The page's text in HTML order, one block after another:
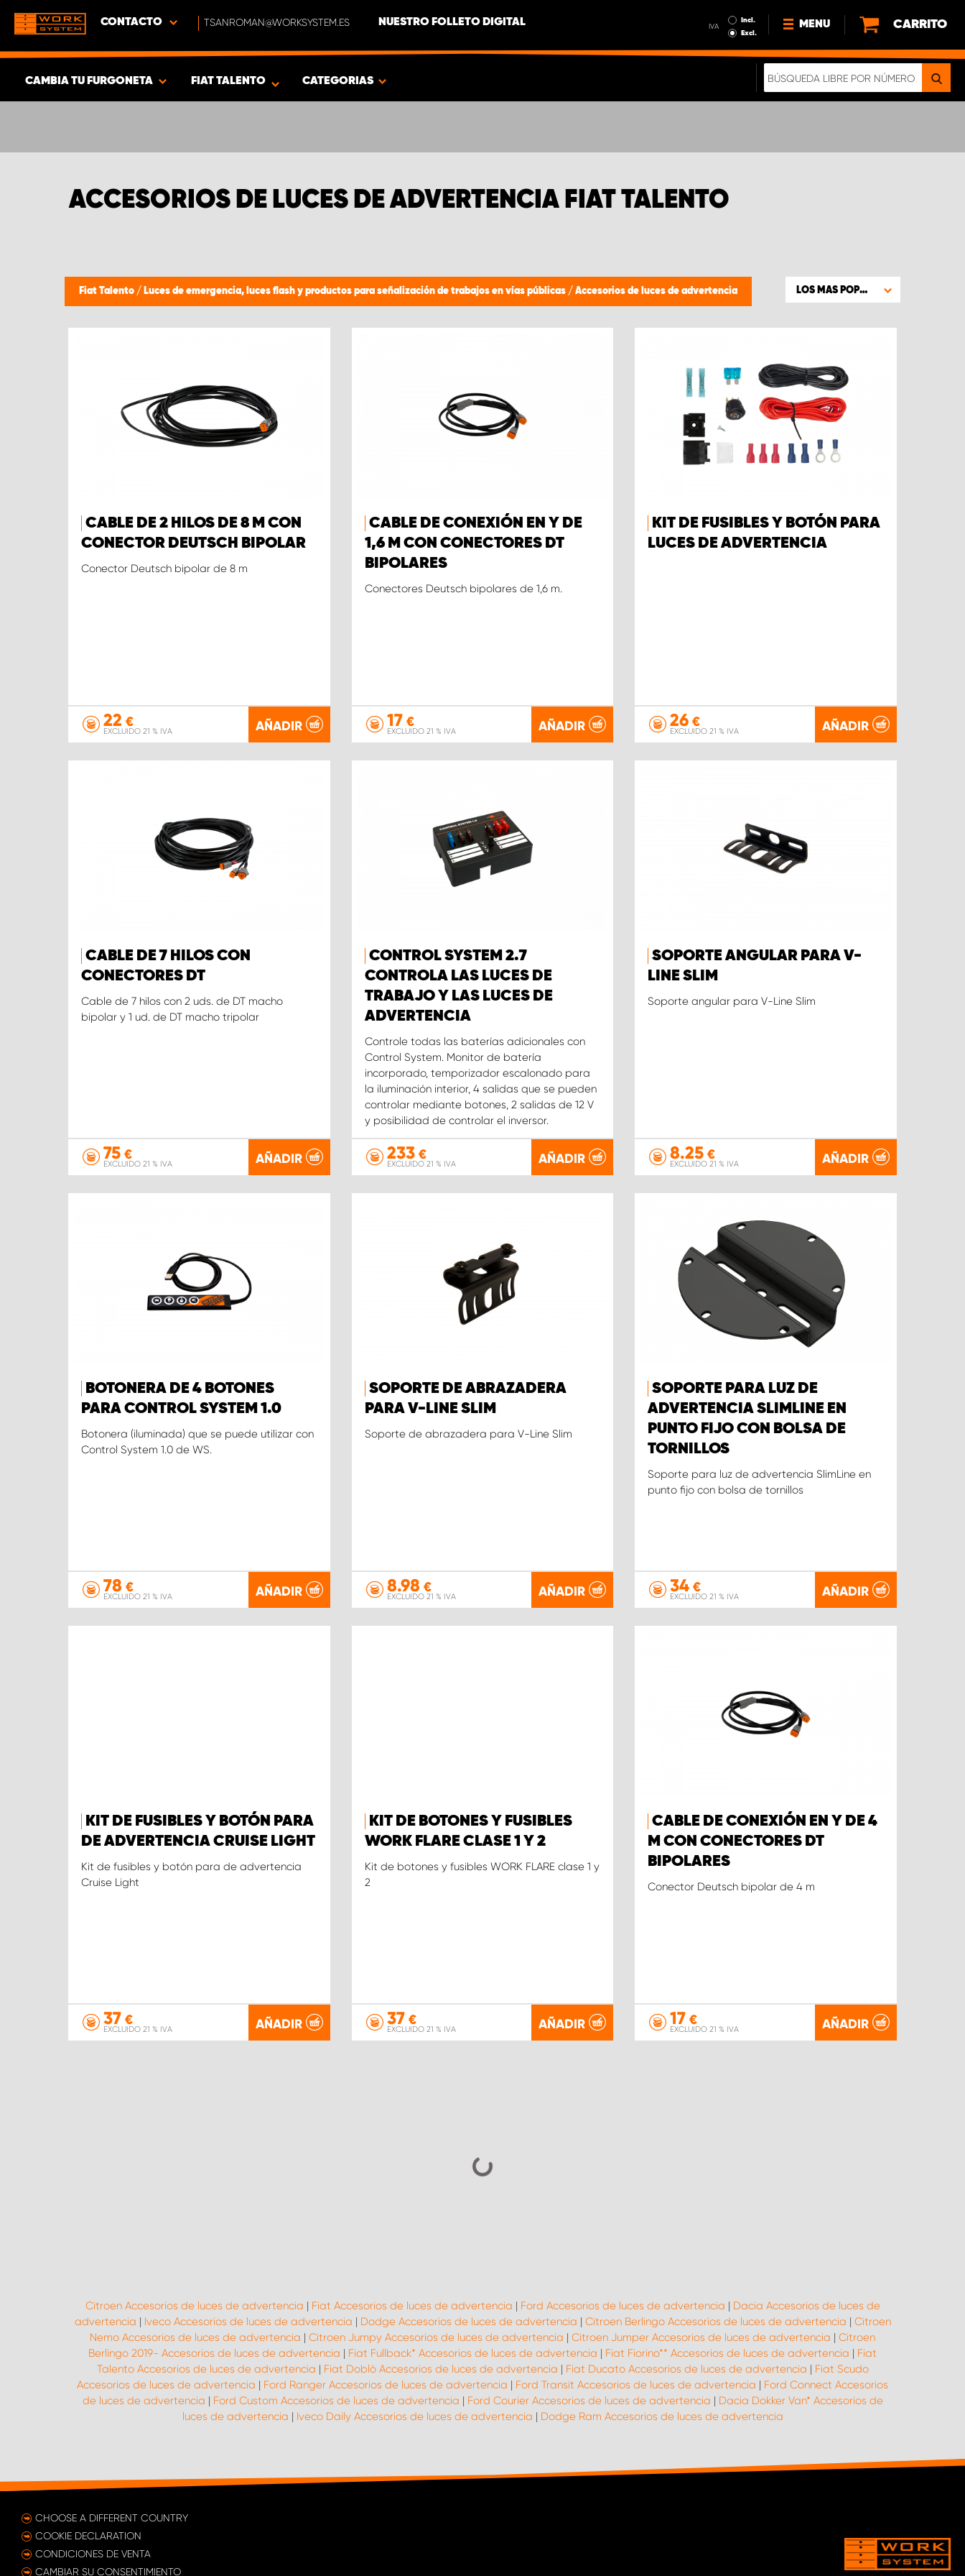
CONTACTO TSANROMAN@WORKSYSTEM.ES NUESTRO FOLLETO DIGITAL IVA
Incl.
Excl.
MENU
NOTICIAS
CARRITO
CAMBIA TU FURGONETA
PRODUCTOS
FIAT TALENTO CATEGORIAS
ACCESORIOS DE LUCES DE ADVERTENCIA FIAT TALENTO
Fiat Talento / Luces de emergencia, luces flash y productos para señalización de trabajos en vías públicas / Accesorios de luces de advertencia LOS MAS POPULARES
CABLE DE 2 HILOS DE 8 M CON
CONECTOR DEUTSCH BIPOLAR
Conector Deutsch bipolar de 8 m
22 €
EXCLUIDO 21 % IVA AÑADIR
CABLE DE CONEXIÓN EN Y DE
1,6 M CON CONECTORES DT
BIPOLARES
Conectores Deutsch bipolares de 1,6 m.
17€
EXCLUIDO 21 % IVA AÑADIR
KIT DE FUSIBLES Y BOTÓN PARA
LUCES DE ADVERTENCIA
26 €
EXCLUIDO 21 % IVA AÑADIR
CABLE DE 7 HILOS CON
CONECTORES DT
Cable de 7 hilos con 2 uds. de DT macho
bipolar y 1 ud. de DT macho tripolar
75 €
EXCLUIDO 21 % IVA AÑADIR
CONTROL SYSTEM 2.7
CONTROLA LAS LUCES DE
TRABAJO Y LAS LUCES DE
ADVERTENCIA
Controle todas las baterías adicionales con
Control System. Monitor de batería
incorporado, temporizador escalonado para
la iluminación interior, 4 salidas que se pueden
controlar mediante botones, 2 salidas de 12 V
y posibilidad de controlar el inversor.
233€
EXCLUIDO 21 % IVA AÑADIR
SOPORTE ANGULAR PARA V-
LINE SLIM
Soporte angular para V-Line Slim
8.25 €
EXCLUIDO 21 % IVA AÑADIR
BOTONERA DE 4 BOTONES
PARA CONTROL SYSTEM 1.0
Botonera (iluminada) que se puede utilizar con
Control System 1.0 de WS.
78 €
EXCLUIDO 21 % IVA AÑADIR
SOPORTE DE ABRAZADERA
PARA V-LINE SLIM
Soporte de abrazadera para V-Line Slim
8.98 €
EXCLUIDO 21 % IVA AÑADIR
SOPORTE PARA LUZ DE
ADVERTENCIA SLIMLINE EN
PUNTO FIJO CON BOLSA DE
TORNILLOS
Soporte para luz de advertencia SlimLine en
punto fijo con bolsa de tornillos
34 €
EXCLUIDO 21 % IVA AÑADIR
KIT DE FUSIBLES Y BOTÓN PARA
DE ADVERTENCIA CRUISE LIGHT
Kit de fusibles y botón para de advertencia
Cruise Light
37 €
EXCLUIDO 21 % IVA AÑADIR
KIT DE BOTONES Y FUSIBLES
WORK FLARE CLASE 1 Y 2
Kit de botones y fusibles WORK FLARE clase 1 y
2
37€
EXCLUIDO 21 % IVA AÑADIR
CABLE DE CONEXIÓN EN Y DE 4
M CON CONECTORES DT
BIPOLARES
Conector Deutsch bipolar de 4 m
17 €
EXCLUIDO 21 % IVA AÑADIR
Citroen Accesorios de luces de advertencia | Fiat Accesorios de luces de advertencia | Ford Accesorios de luces de advertencia | Dacia Accesorios de luces de
advertencia | Iveco Accesorios de luces de advertencia | Dodge Accesorios de luces de advertencia | Citroen Berlingo Accesorios de luces de advertencia | Citroen
Nemo Accesorios de luces de advertencia | Citroen Jumpy Accesorios de luces de advertencia | Citroen Jumper Accesorios de luces de advertencia | Citroen
Berlingo 2019- Accesorios de luces de advertencia | Fiat Fullback* Accesorios de luces de advertencia | Fiat Fiorino** Accesorios de luces de advertencia | Fiat
Talento Accesorios de luces de advertencia | Fiat Doblò Accesorios de luces de advertencia | Fiat Ducato Accesorios de luces de advertencia | Fiat Scudo
Accesorios de luces de advertencia | Ford Ranger Accesorios de luces de advertencia | Ford Transit Accesorios de luces de advertencia | Ford Connect Accesorios
de luces de advertencia | Ford Custom Accesorios de luces de advertencia | Ford Courier Accesorios de luces de advertencia | Dacia Dokker Van* Accesorios de
luces de advertencia | Iveco Daily Accesorios de luces de advertencia | Dodge Ram Accesorios de luces de advertencia
CHOOSE A DIFFERENT COUNTRY
COOKIE DECLARATION
CONDICIONES DE VENTA
CAMBIAR SU CONSENTIMIENTO